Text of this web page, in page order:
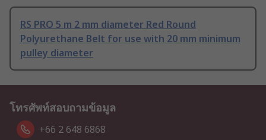
RS PRO 5 m 2 mm diameter Red Round
Polyurethane Belt for use with 20 mm minimum
pulley diameter
โทรศัพท์สอบถามข้อมูล
+66 2 648 6868